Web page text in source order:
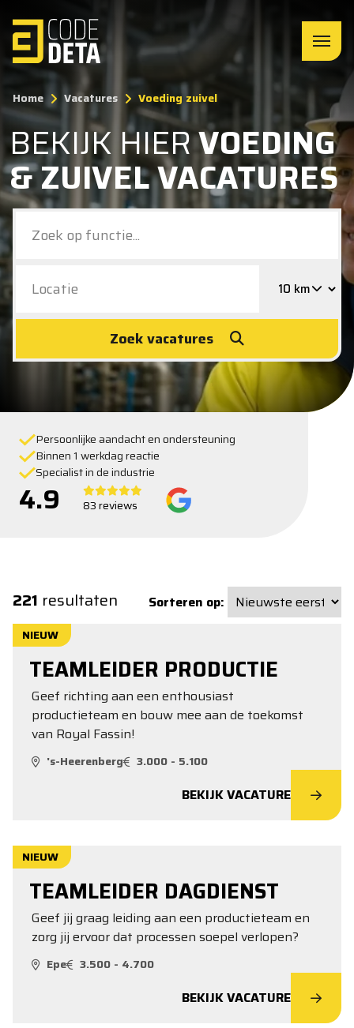
Home Vacatures Voeding zuivel
BEKIJK HIERVOEDING
& ZUIVEL VACATURES
Zoek vacatures
Persoonlijke aandacht en ondersteuning
Binnen 1 werkdag reactie
Specialist in de industrie
4.9 83 reviews
221 resultaten Sorteren op:
NIEUW
TEAMLEIDER PRODUCTIE
Geef richting aan een enthousiast
productieteam en bouw mee aan de toekomst
van Royal Fassin!
's-Heerenberg 3.000 - 5.100
BEKIJK VACATURE
NIEUW
TEAMLEIDER DAGDIENST
Geef jij graag leiding aan een productieteam en
zorg jij ervoor dat processen soepel verlopen?
Epe 3.500 - 4.700
BEKIJK VACATURE